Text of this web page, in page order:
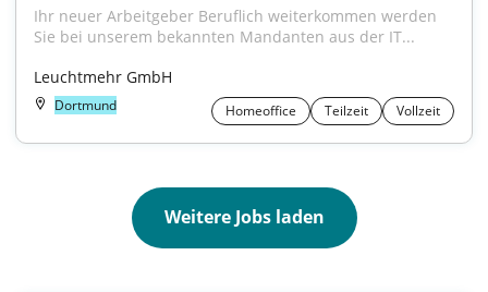
Ihr neuer Arbeitgeber Beruflich weiterkommen werden
Sie bei unserem bekannten Mandanten aus der IT...
Leuchtmehr GmbH
Dortmund Homeoffice Teilzeit Vollzeit
Weitere Jobs laden